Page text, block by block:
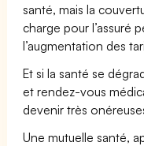
santé, mais la
charge pour l’assuré
l’augmentation des
Et si la santé se
et rendez-vous
devenir très
Une mutuelle santé,